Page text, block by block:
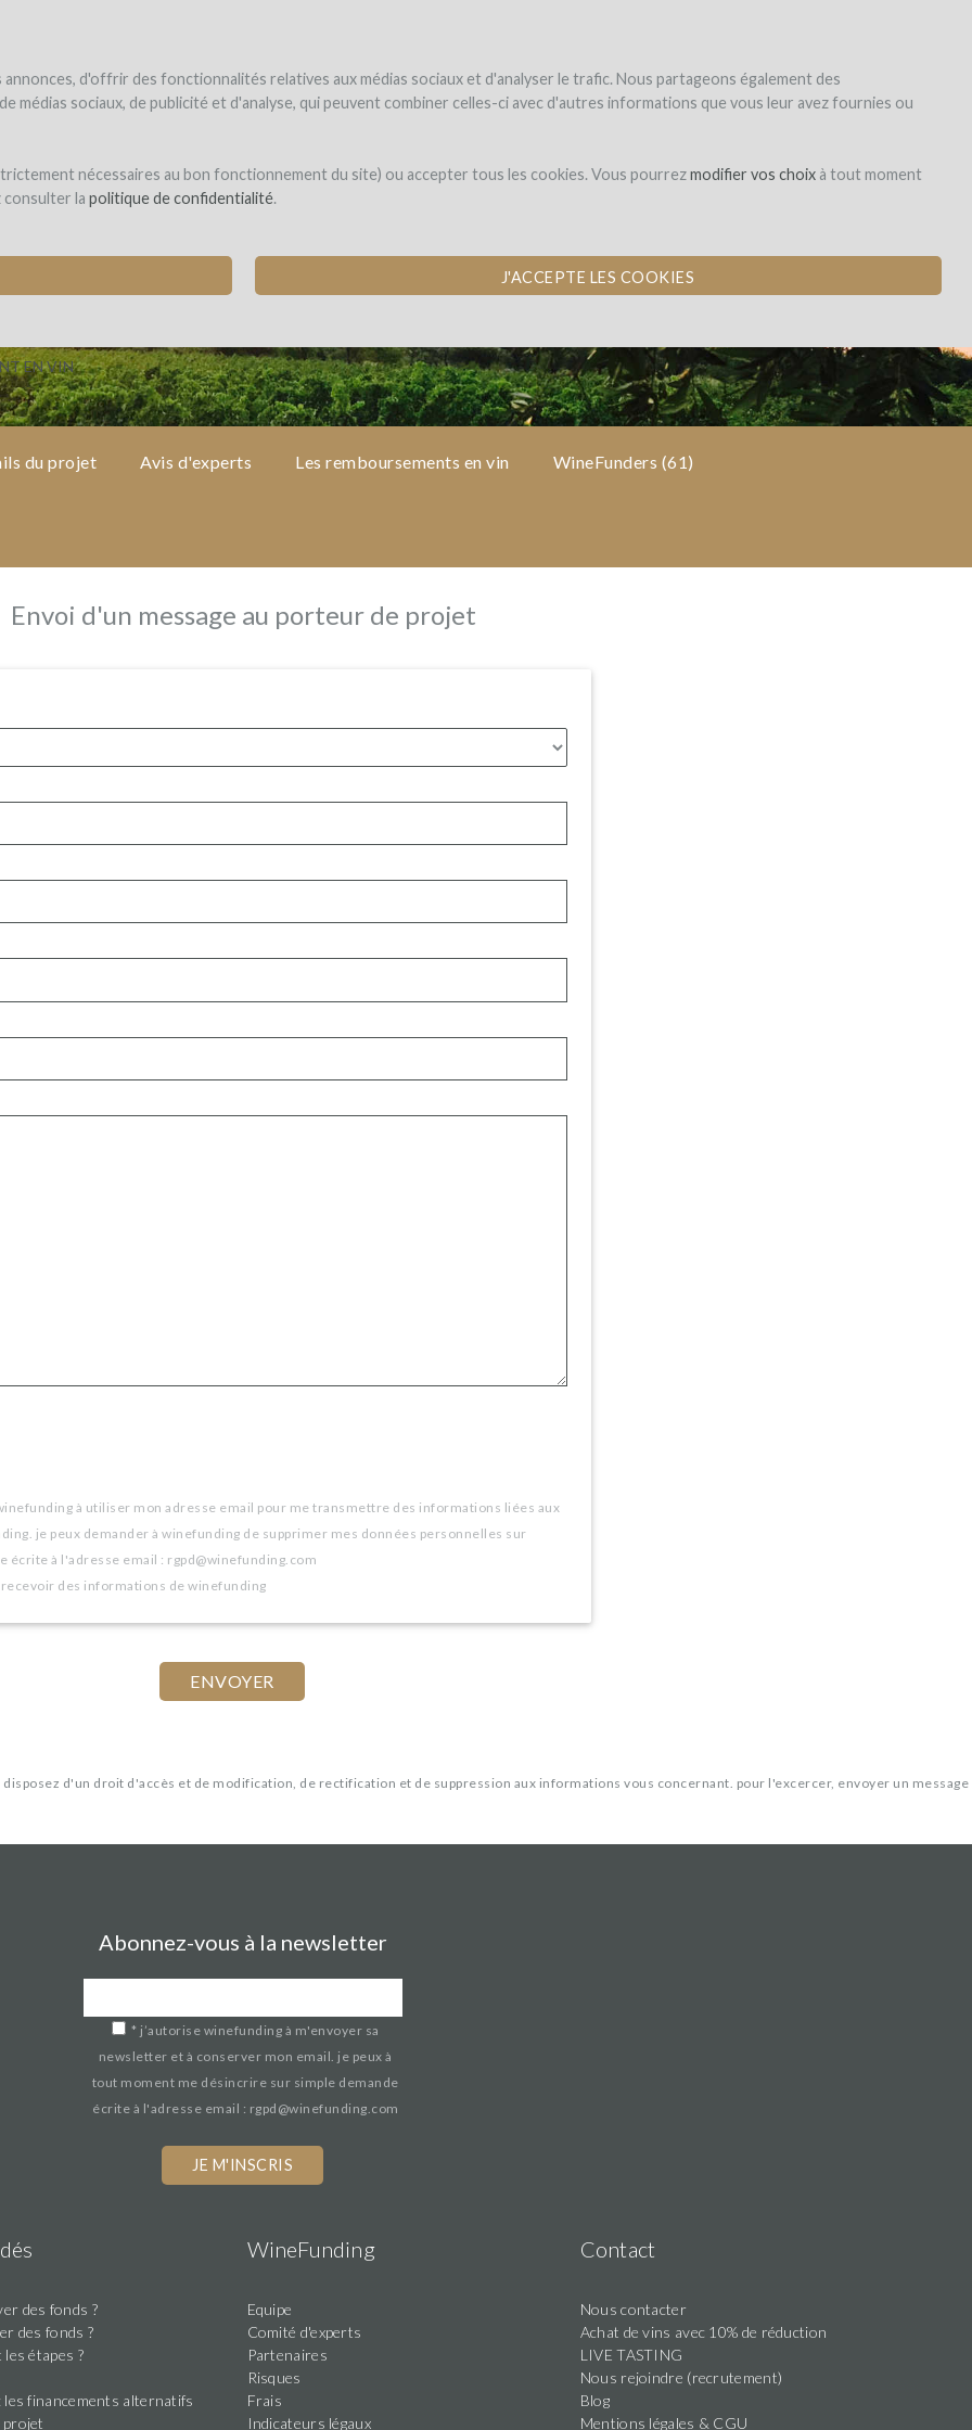
d'offrir des fonctionnalités relatives aux médias sociaux et d'analyser le trafic. Nous partageons également des
sociaux, de publicité et d'analyse, qui peuvent combiner celles-ci avec d'autres informations que vous leur avez fournies ou
nécessaires au bon fonctionnement du site) ou accepter tous les cookies. Vous pourrezmodifier vos choixà tout moment
consulter la politique de confidentialité.
J'ACCEPTE LES COOKIES
Vignes
NOUVELLE CUVERIE
Mille Vignes (La Palme)
EN VIN
Dons,
du projet Avis d'experts Les remboursements en vin WineFunders (61)
Envoi d'un message au porteur de projet
à utiliser mon adresse email pour me transmettre des informations liées aux
je peux demander à winefunding de supprimer mes données personnelles sur
écrite à l'adresse email : rgpd@winefunding.com
des informations de winefunding
d'un droit d'accès et de modification, de rectification et de suppression aux informations vous concernant. pour l'excercer, envoyer un message
Abonnez-vous à la newsletter
* j’autorise winefunding à m'envoyer sa
newsletter et à conserver mon email. je peux à
tout moment me désincrire sur simple demande
écrite à l'adresse email : rgpd@winefunding.com
this
field
des fonds ?
des fonds ?
étapes ?
les financements alternatifs
projet
WineFunding
Equipe
Comité d'experts
Partenaires
Risques
Frais
Indicateurs légaux
Contact
Nous contacter
Achat de vins avec 10% de réduction
LIVE TASTING
Nous rejoindre (recrutement)
Blog
Mentions légales & CGU